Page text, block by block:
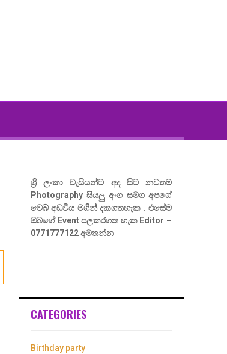
ශ්‍රී ලංකා වැසියන්ට අද සිට නවතම
Photography සියලු අංග සමග අපගේ
වෙබ් අඩවිය මගින් දකගතහැක . එසේම
ඔබගේ Event පලකරගත හැක Editor –
0771777122 අමතන්න
CATEGORIES
Birthday party